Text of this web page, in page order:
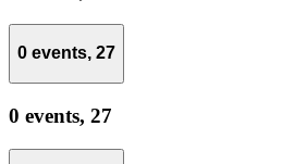
0 events, 27
0 events, 27